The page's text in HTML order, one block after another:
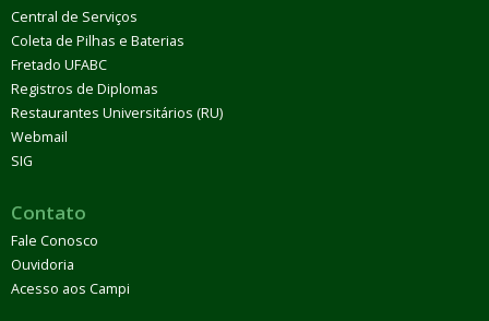
Central de Serviços
Coleta de Pilhas e Baterias
Fretado UFABC
Registros de Diplomas
Restaurantes Universitários (RU)
Webmail
SIG
Contato
Fale Conosco
Ouvidoria
Acesso aos Campi